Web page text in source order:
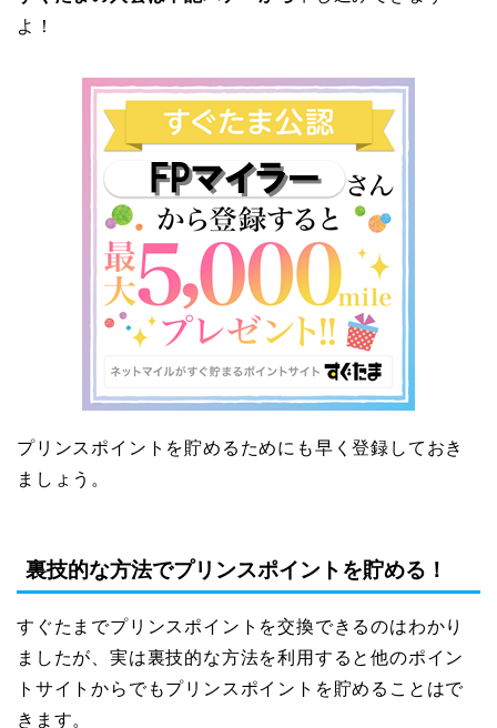
よ！
プリンスポイントを貯めるためにも早く登録しておき
ましょう。
裏技的な方法でプリンスポイントを貯める！
すぐたまでプリンスポイントを交換できるのはわかり
ましたが、実は裏技的な方法を利用すると他のポイン
トサイトからでもプリンスポイントを貯めることはで
きます。